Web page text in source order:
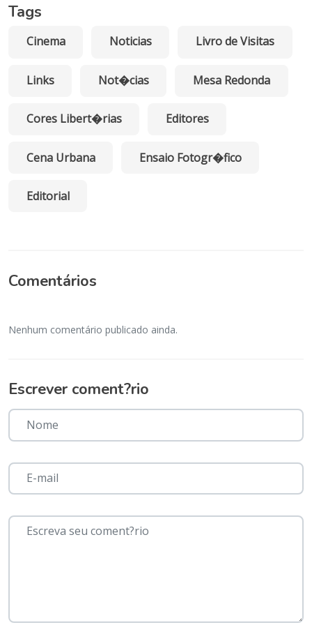
Tags
Cinema Noticias Livro de Visitas
Links Not�cias Mesa Redonda
Cores Libert�rias Editores
Cena Urbana Ensaio Fotogr�fico
Editorial
Comentários
Nenhum comentário publicado ainda.
Escrever coment?rio